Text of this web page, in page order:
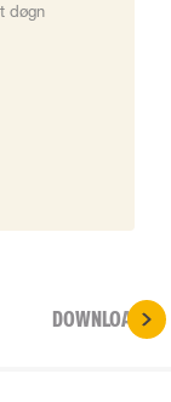
døgn
DOWNLOADS